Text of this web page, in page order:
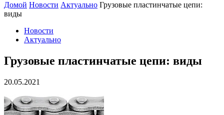
Домой Новости Актуально Грузовые пластинчатые цепи:
виды
Новости
Актуально
Грузовые пластинчатые цепи: виды
20.05.2021